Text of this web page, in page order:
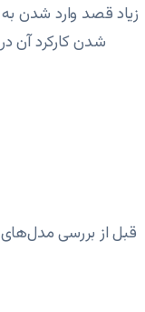
زیاد قصد وارد شدن
شدن کارکرد آن
قبل از بررسی مدل‌های